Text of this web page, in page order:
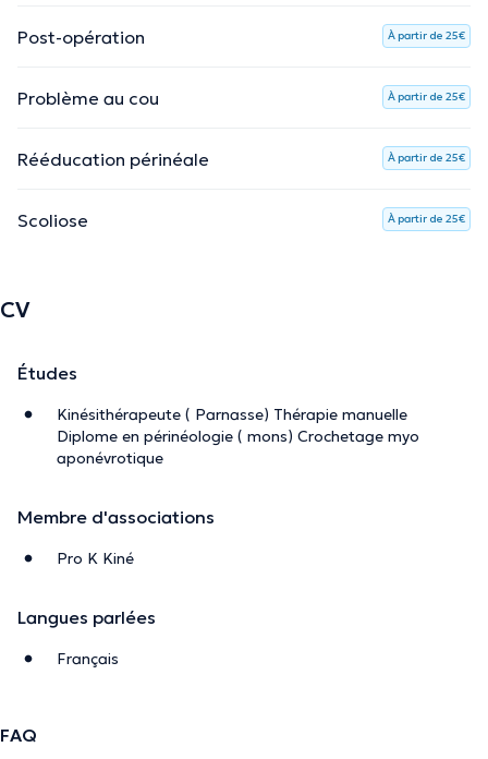
Post-opération À partir de 25€
Problème au cou À partir de 25€
Rééducation périnéale À partir de 25€
Scoliose À partir de 25€
CV
Études
Kinésithérapeute ( Parnasse) Thérapie manuelle
Diplome en périnéologie ( mons) Crochetage myo
aponévrotique
Membre d'associations
Pro K Kiné
Langues parlées
Français
FAQ